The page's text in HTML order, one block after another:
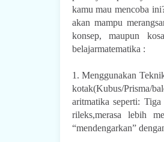
kamu mau mencoba
akan mampu
konsep, maupun
belajarmatematika :
1. Menggunakan
kotak(Kubus/Prisma/
aritmatika seperti:
rileks,merasa lebih
“mendengarkan”